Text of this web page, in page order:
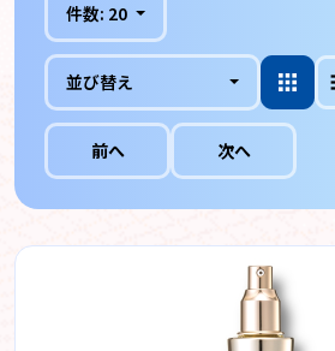
件数: 20
並び替え
前へ 次へ